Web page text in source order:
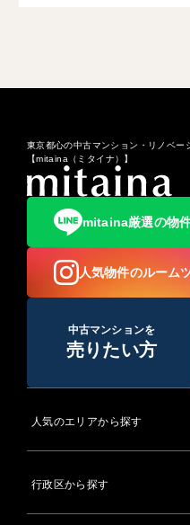
東京都心の中古マンション・リノベー
【mitaina（ミタイナ）】
mitaina厳選の物
人気物件のルーム
中古マンションを
売りたい方
人気のエリアから探す
行政区から探す